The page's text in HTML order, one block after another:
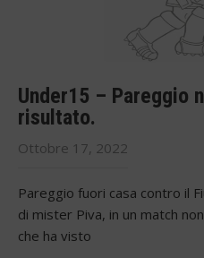
Under15 – Pareggio
risultato.
Ottobre 17, 2022
Pareggio fuori casa contro il
di mister Piva, in un match
che ha visto